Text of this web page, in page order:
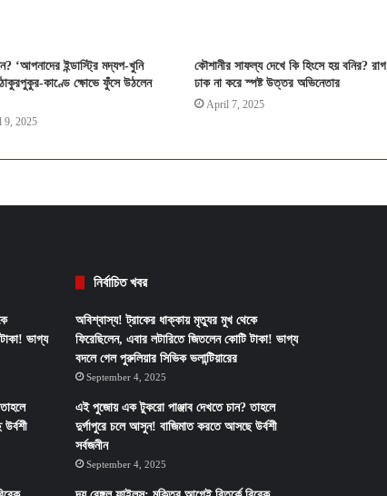
‘আপনাদের ইন্ডাস্ট্রি মদ্যপ-খুনি
কাণ্ডে ক্ষোভে ফুঁসে উঠলেন
9, 2025
কৌশানীর সাফল্য দেখে কি হিংসে হয় বনির? রাগ
ঢাক না করে স্পষ্ট উত্তর অভিনেতার
April 7, 2025
ভাগ্য
নির্বাচিত খবর
অবিশ্বাস্য! ট্রাকের ধাক্কায় মৃত্যুর মুখ থেকে
ফিরেছিলেন, এবার লটারিতে জিতলেন কোটি টাকা! ভাগ্য
বদলে গেল পুরুলিয়ার সিভিক ভলান্টিয়ারের
September 4, 2025
এই পুজোয় এক টুকরো পাঞ্জাব দেখতে চান? তাহলে
দুর্গাপুরে চলে আসুন! বাজিমাত করতে আসছে উর্বশী
সর্বজনীন
September 4, 2025